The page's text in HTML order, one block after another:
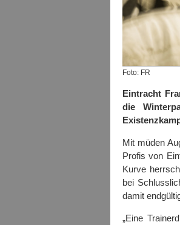
Foto: FR
Eintracht
die
Mit müden
Profis von
Kurve
bei
damit
„Eine